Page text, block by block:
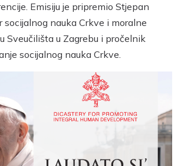
Emisiju je pripremio Stjepan
socijalnog nauka Crkve i moralne
Sveučilišta u Zagrebu i pročelnik
socijalnog nauka Crkve.